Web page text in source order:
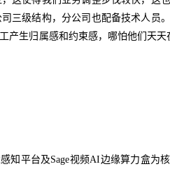
三级结构，分公司也配备技术人员
产生归属感和约束感，哪怕他们天天
知平台及Sage视频AI边缘算力盒为